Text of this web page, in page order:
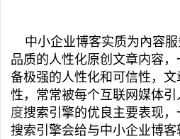
中小企业博客实质为內容服
品质的人性化原创文章内容
备极强的人性化和可信性，
性，常常被每个互联网媒体
度搜索引擎的优良主要表现
搜索引擎会给与中小企业博